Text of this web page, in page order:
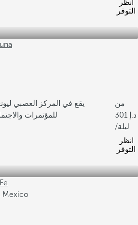
انظر
التوفر
يقع في المركز العصبي ليون
للمؤتمرات
من
301
/ليلة
انظر
التوفر
Mexico